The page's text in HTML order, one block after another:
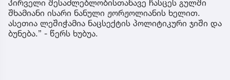
პირველი შესაძლებლობისთანავე ჩასცეს გულში
შხამიანი ისარი ნანული ჟორჟოლიანის ხელით.
ასეთია ლეშიჭამია ნაცსექტის პოლიტიკური ჯიში და
ბუნება.” - წერს ხუბუა.